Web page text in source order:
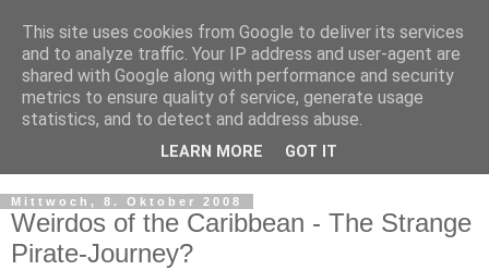
Mittwoch, 8. Oktober 2008
Weirdos of the Caribbean - The Strange
Pirate-Journey?
This site uses cookies from Google to deliver its services
and to analyze traffic. Your IP address and user-agent are
shared with Google along with performance and security
metrics to ensure quality of service, generate usage
statistics, and to detect and address abuse.
LEARN MORE GOT IT